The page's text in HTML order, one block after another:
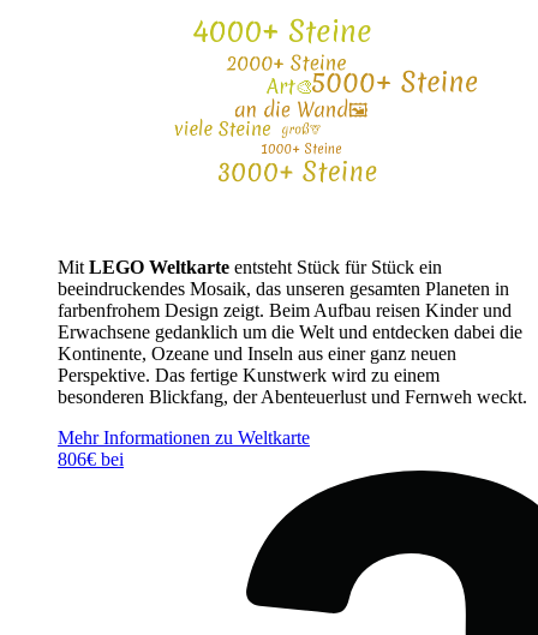
Mit LEGO Weltkarte entsteht Stück für Stück ein
beeindruckendes Mosaik, das unseren gesamten Planeten in
farbenfrohem Design zeigt. Beim Aufbau reisen Kinder und
Erwachsene gedanklich um die Welt und entdecken dabei die
Kontinente, Ozeane und Inseln aus einer ganz neuen
Perspektive. Das fertige Kunstwerk wird zu einem
besonderen Blickfang, der Abenteuerlust und Fernweh weckt.
Mehr Informationen zu Weltkarte
806€ bei